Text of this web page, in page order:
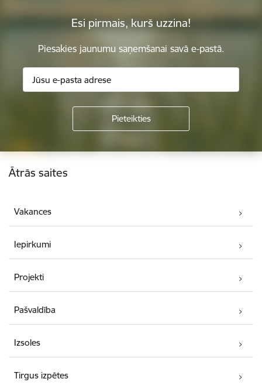
Esi pirmais, kurš uzzina!
Piesakies jaunumu saņemšanai savā e-pastā.
Kājene
Ātrās saites
Vakances
Iepirkumi
Projekti
Pašvaldība
Izsoles
Tirgus izpētes